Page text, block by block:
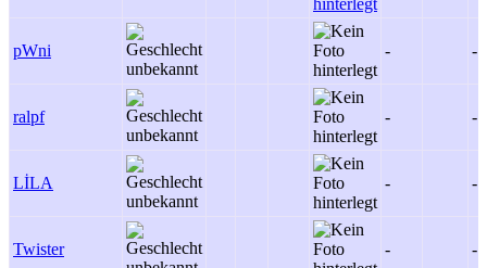
pWni - -
ralpf - -
LİLA - -
Twister - -